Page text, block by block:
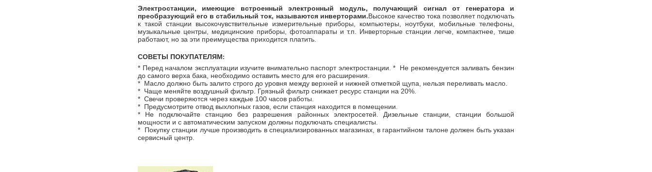
Электростанции, имеющие встроенный электронный модуль, получающий сигнал от генератора и
преобразующий его в стабильный ток, называются инверторами.Высокое качество тока позволяет подключать
к такой станции высокочувствительные измерительные приборы, компьютеры, ноутбуки, мобильные телефоны,
музыкальные центры, медицинские приборы, фотоаппараты и т.п. Инверторные станции легче, компактнее, тише
работают, но за эти преимущества приходится платить.
СОВЕТЫ ПОКУПАТЕЛЯМ:
* Перед началом эксплуатации изучите внимательно паспорт электростанции. * Не рекомендуется заливать бензин
до самого верха бака, необходимо оставить место для его расширения.
* Масло должно быть залито строго до уровня между верхней и нижней отметкой щупа, нельзя переливать масло.
* Чаще меняйте воздушный фильтр. Грязный фильтр снижает ресурс станции на 20%.
* Свечи проверяются через каждые 100 часов работы.
* Предусмотрите отвод выхлопных газов, если станция находится в помещении.
* Не подключайте станцию без разрешения районных электросетей. Дизельные станции, станции большой
мощности и с автоматическим запуском должны подключать специалисты.
* Покупку станции лучше производить в специализированных магазинах, в гарантийном талоне должен быть указан
сервисный центр.